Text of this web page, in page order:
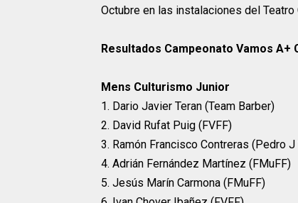
Octubre en las instalaciones del Teatro
Resultados Campeonato Vamos A+
Mens Culturismo Junior
1. Dario Javier Teran (Team Barber)
2. David Rufat Puig (FVFF)
3. Ramón Francisco Contreras (Pedro
4. Adrián Fernández Martínez (FMuFF)
5. Jesús Marín Carmona (FMuFF)